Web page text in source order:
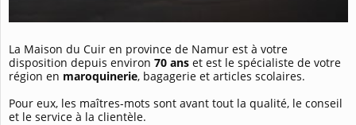
La Maison du Cuir en province de Namur est à votre
disposition depuis environ 70 ans et est le spécialiste de votre
région en maroquinerie, bagagerie et articles scolaires.
Pour eux, les maîtres-mots sont avant tout la qualité, le conseil
et le service à la clientèle.